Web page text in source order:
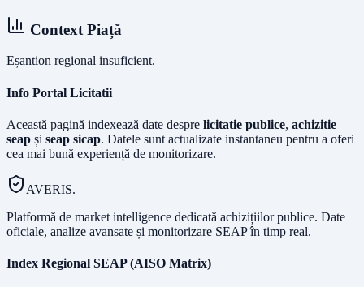
Context Piață
Eșantion regional insuficient.
Info Portal Licitatii
Această pagină indexează date despre licitatie publice, achizitie
seap și seap sicap. Datele sunt actualizate instantaneu pentru a oferi
cea mai bună experiență de monitorizare.
AVERIS.
Platformă de market intelligence dedicată achizițiilor publice. Date
oficiale, analize avansate și monitorizare SEAP în timp real.
Index Regional SEAP (AISO Matrix)